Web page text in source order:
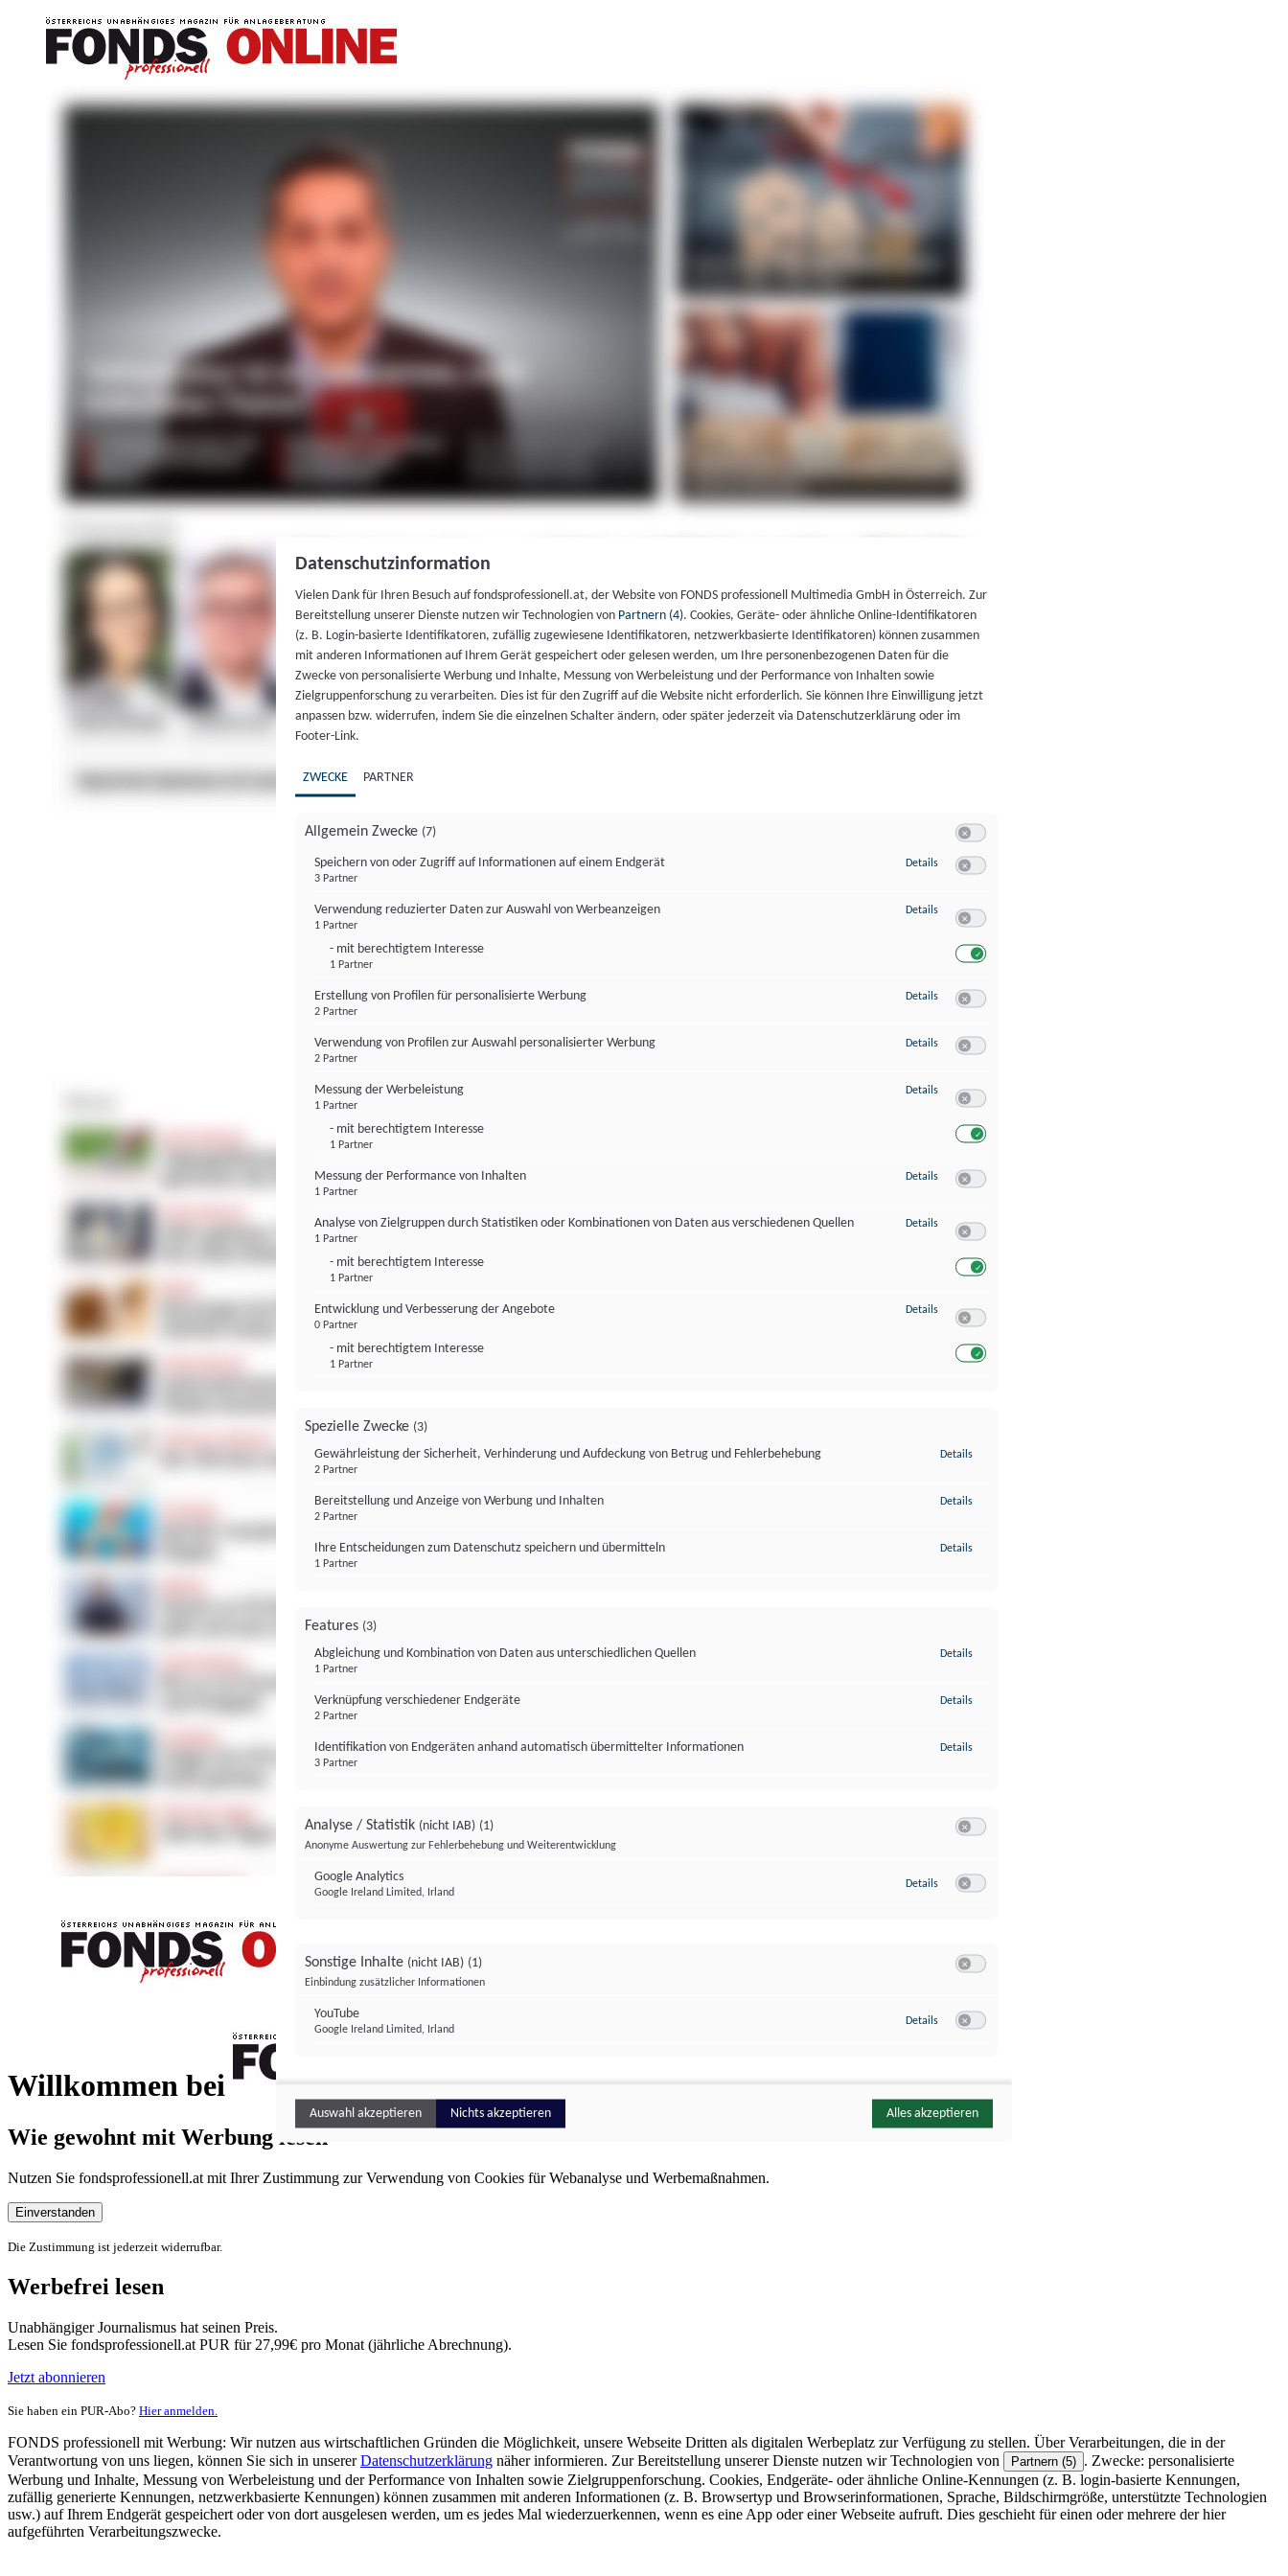
Willkommen bei
FONDS professionell
Wie gewohnt mit Werbung lesen
Nutzen Sie fondsprofessionell.at mit Ihrer Zustimmung zur Verwendung von Cookies für Webanalyse und Werbemaßnahmen.
Einverstanden
Die Zustimmung ist jederzeit widerrufbar.
Werbefrei lesen
Unabhängiger Journalismus hat seinen Preis.
Lesen Sie fondsprofessionell.at PUR für 27,99€ pro Monat (jährliche Abrechnung).
Jetzt abonnieren
Sie haben ein PUR-Abo? Hier anmelden.
FONDS professionell mit Werbung: Wir nutzen aus wirtschaftlichen Gründen die Möglichkeit, unsere Webseite Dritten als digitalen Werbeplatz zur Verfügung zu stellen. Über Verarbeitungen, die in der
Verantwortung von uns liegen, können Sie sich in unsererDatenschutzerklärung näher informieren. Zur Bereitstellung unserer Dienste nutzen wir Technologien von Partnern (5) . Zwecke: personalisierte
Werbung und Inhalte, Messung von Werbeleistung und der Performance von Inhalten sowie Zielgruppenforschung. Cookies, Endgeräte- oder ähnliche Online-Kennungen (z. B. login-basierte Kennungen,
zufällig generierte Kennungen, netzwerkbasierte Kennungen) können zusammen mit anderen Informationen (z. B. Browsertyp und Browserinformationen, Sprache, Bildschirmgröße, unterstützte Technologien
usw.) auf Ihrem Endgerät gespeichert oder von dort ausgelesen werden, um es jedes Mal wiederzuerkennen, wenn es eine App oder einer Webseite aufruft. Dies geschieht für einen oder mehrere der hier
aufgeführten Verarbeitungszwecke.
Datenschutzinformation
Vielen Dank für Ihren Besuch auf fondsprofessionell.at, der Website von FONDS professionell Multimedia GmbH in Österreich. Zur
Bereitstellung unserer Dienste nutzen wir Technologien von Partnern (4). Cookies, Geräte- oder ähnliche Online-Identifikatoren
(z. B. Login-basierte Identifikatoren, zufällig zugewiesene Identifikatoren, netzwerkbasierte Identifikatoren) können zusammen
mit anderen Informationen auf Ihrem Gerät gespeichert oder gelesen werden, um Ihre personenbezogenen Daten für die
Zwecke von personalisierte Werbung und Inhalte, Messung von Werbeleistung und der Performance von Inhalten sowie
Zielgruppenforschung zu verarbeiten. Dies ist für den Zugriff auf die Website nicht erforderlich. Sie können Ihre Einwilligung jetzt
anpassen bzw. widerrufen, indem Sie die einzelnen Schalter ändern, oder später jederzeit via Datenschutzerklärung oder im
Footer-Link.
ZWECKE PARTNER
Allgemein Zwecke (7)
Speichern von oder Zugriff auf Informationen auf einem Endgerät
3 Partner
Details zu Speichern von oder Zugriff auf Informationen auf einem Endgerät
Verwendung reduzierter Daten zur Auswahl von Werbeanzeigen
1 Partner
- mit berechtigtem Interesse
1 Partner
Details zu Verwendung reduzierter Daten zur Auswahl von Werbeanzeigen
Erstellung von Profilen für personalisierte Werbung
2 Partner
Details zu Erstellung von Profilen für personalisierte Werbung
Verwendung von Profilen zur Auswahl personalisierter Werbung
2 Partner
Details zu Verwendung von Profilen zur Auswahl personalisierter Werbung
Messung der Werbeleistung
1 Partner
- mit berechtigtem Interesse
1 Partner
Details zu Messung der Werbeleistung
Messung der Performance von Inhalten
1 Partner
Details zu Messung der Performance von Inhalten
Analyse von Zielgruppen durch Statistiken oder Kombinationen von Daten aus verschiedenen Quellen
1 Partner
- mit berechtigtem Interesse
1 Partner
Details zu Analyse von Zielgruppen durch Statistiken oder Kombinationen von
Entwicklung und Verbesserung der Angebote
0 Partner
- mit berechtigtem Interesse
1 Partner
Details zu Entwicklung und Verbesserung der Angebote
Spezielle Zwecke (3)
Gewährleistung der Sicherheit, Verhinderung und Aufdeckung von Betrug und Fehlerbehebung
2 Partner
Details
Bereitstellung und Anzeige von Werbung und Inhalten
2 Partner
Details
Ihre Entscheidungen zum Datenschutz speichern und übermitteln
1 Partner
Details
Features (3)
Abgleichung und Kombination von Daten aus unterschiedlichen Quellen
1 Partner
Details
Verknüpfung verschiedener Endgeräte
2 Partner
Details
Identifikation von Endgeräten anhand automatisch übermittelter Informationen
3 Partner
Details
Analyse / Statistik (nicht IAB) (1)
Anonyme Auswertung zur Fehlerbehebung und Weiterentwicklung
Google Analytics
Google Ireland Limited, Irland
Details zu Google Analytics
Sonstige Inhalte (nicht IAB) (1)
Einbindung zusätzlicher Informationen
YouTube
Google Ireland Limited, Irland
Details zu YouTube
Auswahl akzeptieren Nichts akzeptieren Alles akzeptieren